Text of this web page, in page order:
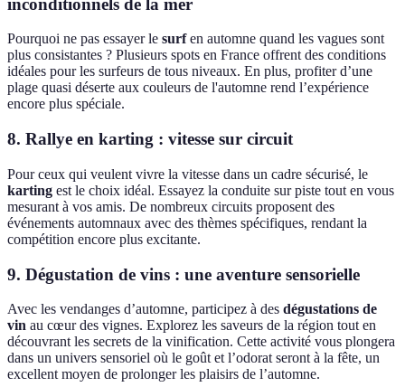
inconditionnels de la mer
Pourquoi ne pas essayer le surfen automne quand les vagues sont
plus consistantes ? Plusieurs spots en France offrent des conditions
idéales pour les surfeurs de tous niveaux. En plus, profiter d’une
plage quasi déserte aux couleurs de l'automne rend l’expérience
encore plus spéciale.
8. Rallye en karting : vitesse sur circuit
Pour ceux qui veulent vivre la vitesse dans un cadre sécurisé, le
karting est le choix idéal. Essayez la conduite sur piste tout en vous
mesurant à vos amis. De nombreux circuits proposent des
événements automnaux avec des thèmes spécifiques, rendant la
compétition encore plus excitante.
9. Dégustation de vins : une aventure sensorielle
Avec les vendanges d’automne, participez à des dégustations de
vin au cœur des vignes. Explorez les saveurs de la région tout en
découvrant les secrets de la vinification. Cette activité vous plongera
dans un univers sensoriel où le goût et l’odorat seront à la fête, un
excellent moyen de prolonger les plaisirs de l’automne.